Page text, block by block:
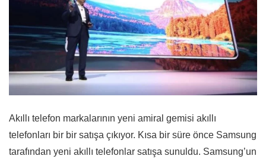
Akıllı telefon markalarının yeni amiral gemisi akıllı
telefonları bir bir satışa çıkıyor. Kısa bir süre önce Samsung
tarafından yeni akıllı telefonlar satışa sunuldu. Samsung’un